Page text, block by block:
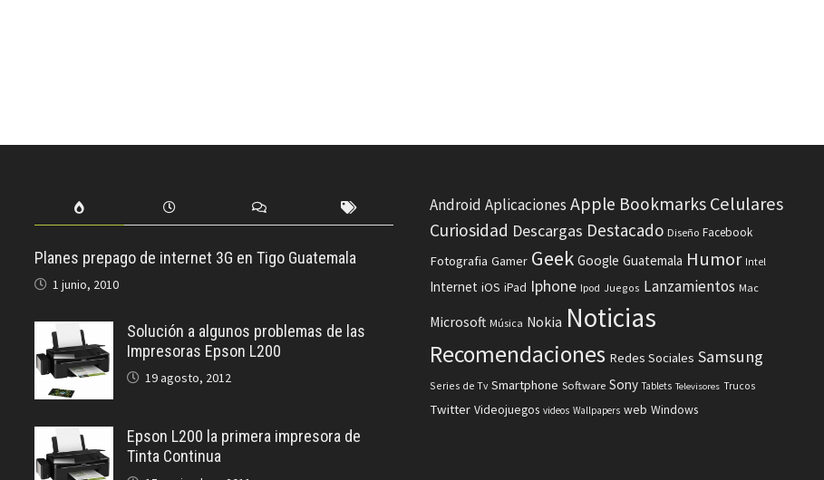
Planes prepago de internet 3G en Tigo Guatemala
1 junio, 2010
Solución a algunos problemas de las
Impresoras Epson L200
19 agosto, 2012
Epson L200 la primera impresora de
Tinta Continua
Android Aplicaciones Apple Bookmarks Celulares
Curiosidad Descargas Destacado Diseño Facebook
Fotografia Gamer Geek Google Guatemala Humor Intel
Internet iOS iPad Iphone Ipod Juegos Lanzamientos Mac
Microsoft Música Nokia Noticias
Recomendaciones Redes Sociales Samsung
Series de Tv Smartphone Software Sony Tablets Televisores Trucos
Twitter Videojuegos videos Wallpapers web Windows